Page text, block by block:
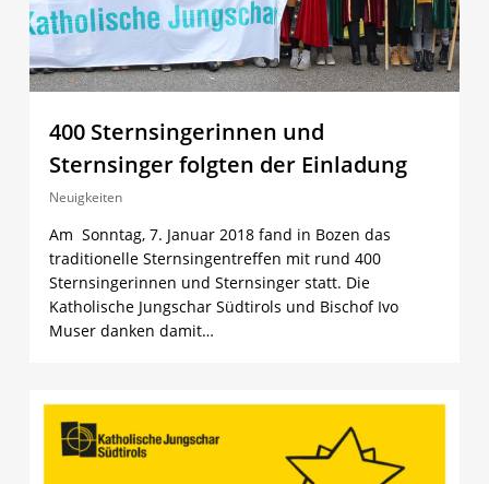
400 Sternsingerinnen und
Sternsinger folgten der Einladung
Neuigkeiten
Am Sonntag, 7. Januar 2018 fand in Bozen das
traditionelle Sternsingentreffen mit rund 400
Sternsingerinnen und Sternsinger statt. Die
Katholische Jungschar Südtirols und Bischof Ivo
Muser danken damit…
0